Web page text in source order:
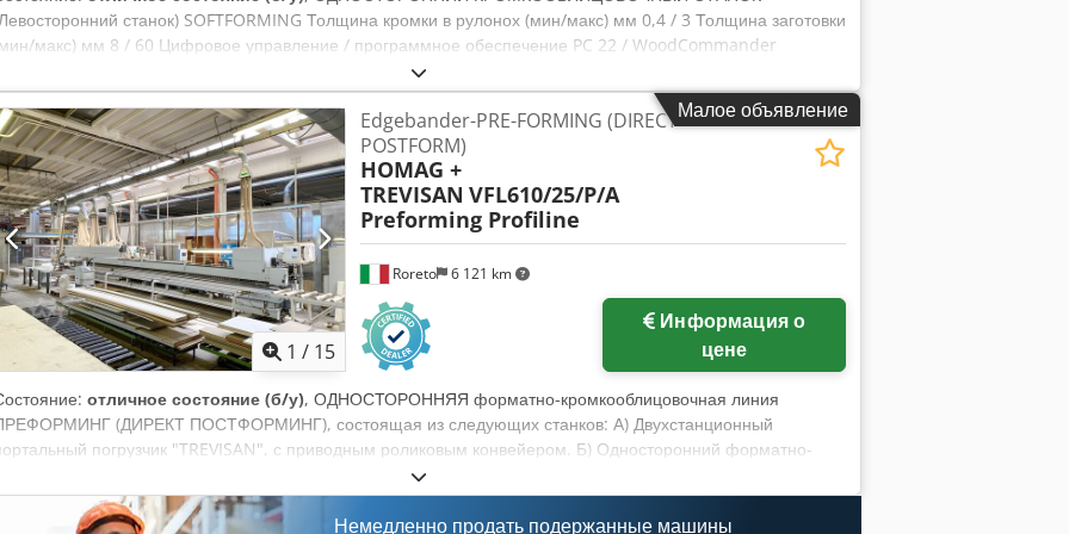
станок) SOFTFORMING Толщина кромки в рулонох (мин/макс) мм 0,4 / 3 Толщина заготовки
макс) мм 8 / 60 Цифровое управление / программное обеспечение PC 22 / WoodCommander
Регулируемая скорость подачи (м/мин) 10 - 40 Credpfx Acst N H Tas Hof Ручная регулировка длины свеса
(опорные столы рабочих узлов) mm 30 - 80 ЗОНА ФОРМАТИРОВАНИЯ: Распылительный агрегат
уменьшающая липкость) Дробильные узлы KD 10 (2 x Kw 6,6) Шлифовальный ленточный агрегат
прямой кромки KS 10 (mm 120 x 2100) Агрегат чистового фрезерования за софтформинг (2 x Kw 1,85)
20° Свободное место (mm 700) ЗОНА КРОМКООБЛИЦЕВАНИЯ: Клеенаносящий узел (клеерасплав с
системой плавления) E34 softforming Прижимные ролики G (револьвер) для прямой и
кромки (софтформинга) с верхне-нижними ножами (вкладыш) Держатель для бобин E3 (№ 6)
агрегат HL 84 (2 x kW 0,8) 0°-30° (max 25 m/min) 1° Агрегат чистового фрезерования (2 x kW
0°-30° (пневматическая регулировка) 2° Агрегат чистового фрезерования (2 x kW 0,55) 0°-30°
регулировка) Пазовальный агрегат UF11 (1 x kW 4) 0°-90° Профильная цикля PN20
(Pneumatic) Финишный агрегат (клеевая цикля + полировальный узел) FA11
Малое объявление
1 / 15
Roreto 6 121 km
Edgebander-PRE-FORMING (DIRECT
POSTFORM)
HOMAG +
TREVISAN VFL610/25/P/A
Preforming Profiline
цене
отличное состояние (б/у), ОДНОСТОРОННЯЯ форматно-кромкооблицовочная линия
(ДИРЕКТ ПОСТФОРМИНГ), состоящая из следующих станков: А) Двухстанционный
погрузчик "TREVISAN", с приводным роликовым конвейером. Б) Односторонний форматно-
кромкооблицовочный станок «HOMAG» мод. Profi VFL610/25/P/A Толщина кромки в рулонах (мин/макс)
мм 0,35 (для U и L профилей) Толщина панели (мин/макс) 16/30 мм (опционально 50 мм) Рабочая
ширина мин мм 150 - Регулируемая скорость подачи (м/мин) 10 - 32 Числовое управление / Программное
Немедленно продать подержанные машины